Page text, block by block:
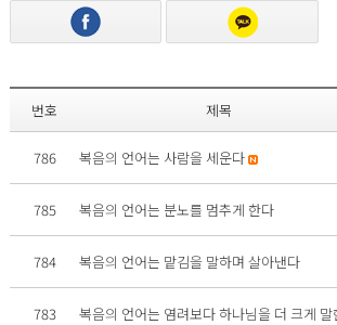
번호 제목
786 복음의 언어는 사람을 세운다
785 복음의 언어는 분노를 멈추게 한다
784 복음의 언어는 맡김을 말하며 살아낸다
783 복음의 언어는 염려보다 하나님을 더 크게 말